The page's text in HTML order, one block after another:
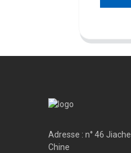
Adresse : n° 46
Chine